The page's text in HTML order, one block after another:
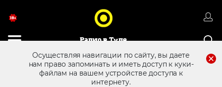
Радио в Туле
Осуществляя навигации по сайту, вы даете
нам право запоминать и иметь доступ к куки-
файлам на вашем устройстве доступа к
интернету.
8 (4872) 250 470 Реклама в эфире